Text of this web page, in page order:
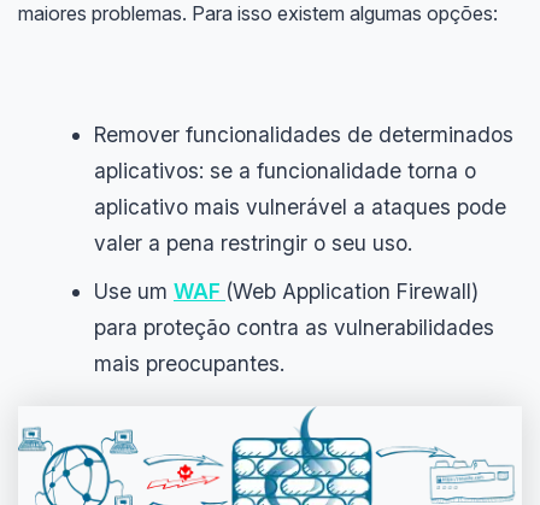
maiores problemas. Para isso existem algumas opções:
Remover funcionalidades de determinados
aplicativos: se a funcionalidade torna o
aplicativo mais vulnerável a ataques pode
valer a pena restringir o seu uso.
Use um WAF (Web Application Firewall)
para proteção contra as vulnerabilidades
mais preocupantes.